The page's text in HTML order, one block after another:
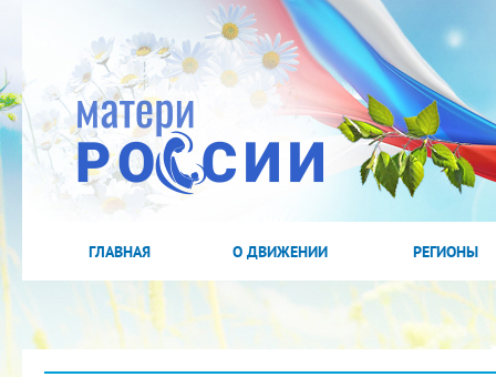
ГЛАВНАЯ О ДВИЖЕНИИ РЕГИОНЫ